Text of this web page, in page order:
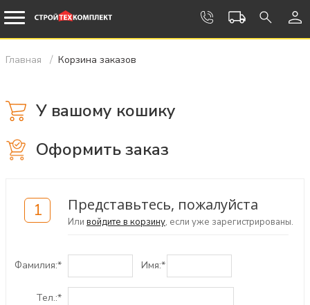
Главная Корзина заказов
У вашому кошику
Оформить заказ
1 Представьтесь, пожалуйста
Или войдите в корзину, если уже зарегистрированы.
Фамилия:* Имя:*
Тел.:*